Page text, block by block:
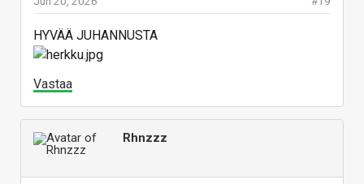
HYVÄÄ JUHANNUSTA
Vastaa
Rhnzzz